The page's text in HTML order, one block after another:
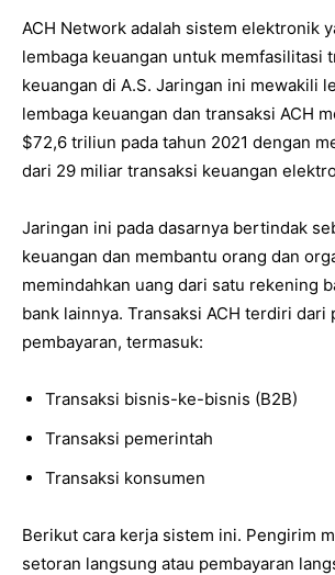
ACH Network adalah sistem elektronik
lembaga keuangan untuk memfasilitasi
keuangan di A.S. Jaringan ini mewakili
lembaga keuangan dan transaksi ACH
$72,6 triliun pada tahun 2021 dengan
dari 29 miliar transaksi keuangan
Jaringan ini pada dasarnya bertindak
keuangan dan membantu orang dan
memindahkan uang dari satu rekening
bank lainnya. Transaksi ACH terdiri dari
pembayaran, termasuk:
Transaksi bisnis-ke-bisnis (B2B)
Transaksi pemerintah
Transaksi konsumen
Berikut cara kerja sistem ini. Pengirim
setoran langsung atau pembayaran